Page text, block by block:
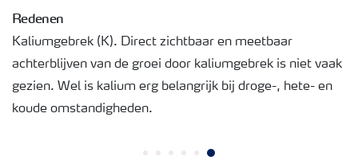
Redenen
Kaliumgebrek (K). Direct zichtbaar en meetbaar
achterblijven van de groei door kaliumgebrek is niet vaak
gezien. Wel is kalium erg belangrijk bij droge-, hete- en
koude omstandigheden.